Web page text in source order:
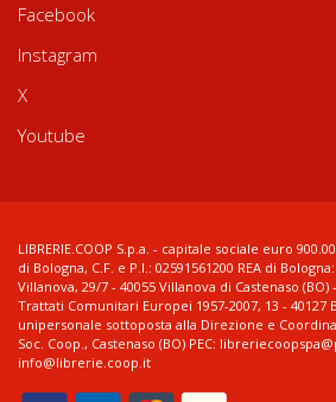
Facebook
Instagram
X
Youtube
LIBRERIE.COOP S.p.a. - capitale sociale euro
di Bologna, C.F. e P.I.: 02591561200 REA di
Villanova, 29/7 - 40055 Villanova di Castenaso (BO) -
Trattati Comunitari Europei 1957-2007, 13 - 40127
unipersonale sottoposta alla Direzione e
Soc. Coop., Castenaso (BO) PEC:
info@librerie.coop.it